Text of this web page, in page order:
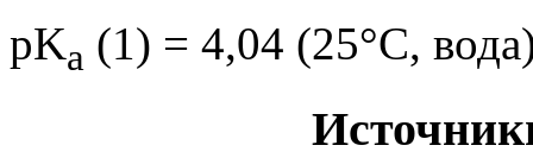
pKa (1) = 4,04 (25°C,